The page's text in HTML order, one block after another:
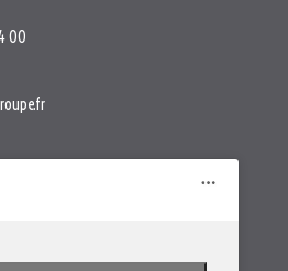
accepter les cookies